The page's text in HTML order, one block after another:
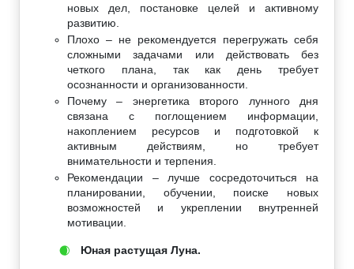
новых дел, постановке целей и активному
развитию.
Плохо – не рекомендуется перегружать себя
сложными задачами или действовать без
четкого плана, так как день требует
осознанности и организованности.
Почему – энергетика второго лунного дня
связана с поглощением информации,
накоплением ресурсов и подготовкой к
активным действиям, но требует
внимательности и терпения.
Рекомендации – лучше сосредоточиться на
планировании, обучении, поиске новых
возможностей и укреплении внутренней
мотивации.
🌒 Юная растущая Луна.